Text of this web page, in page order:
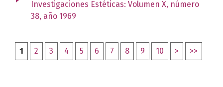
Investigaciones Estéticas: Volumen X, número
38, año 1969
1 2 3 4 5 6 7 8 9 10 > >>